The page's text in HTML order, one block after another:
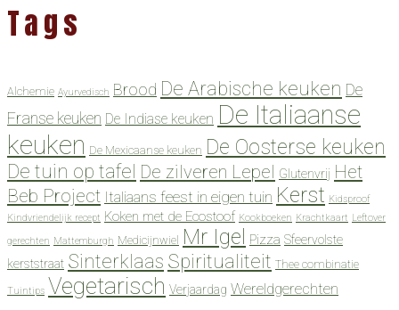
Tags
Alchemie Ayurvedisch Brood De Arabische keuken De
Franse keuken De Indiase keuken De Italiaanse
keuken De Mexicaanse keuken De Oosterse keuken
De tuin op tafel De zilveren Lepel Glutenvrij Het
Beb Project Italiaans feest in eigen tuin Kerst Kidsproof
Kindvriendelijk recept Koken met de Ecostoof Kookboeken Krachtkaart Leftover
gerechten Mattemburgh Medicijnwiel Mr Igel Pizza Sfeervolste
kerststraat Sinterklaas Spiritualiteit Thee combinatie
Tuintips Vegetarisch Verjaardag Wereldgerechten